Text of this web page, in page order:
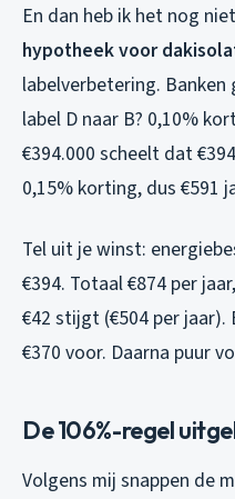
En dan heb ik het nog
hypotheek voor
labelverbetering.
label D naar B? 0,10%
€394.000 scheelt dat
0,15% korting, dus €591
Tel uit je winst:
€394. Totaal €874 per
€42 stijgt (€504 per
€370 voor. Daarna puur
De 106%-regel
Volgens mij snappen de